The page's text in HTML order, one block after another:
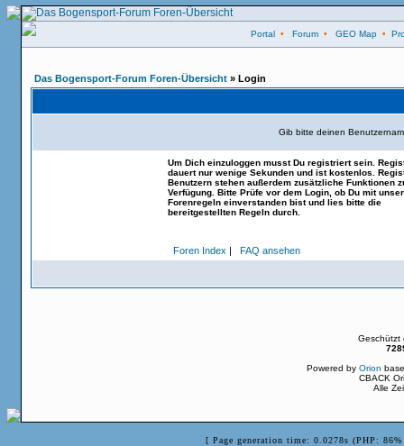
Portal • Forum • GEO Map •
Das Bogensport-Forum Foren-Übersicht » Login
Gib bitte deinen
Um Dich einzuloggen musst Du registriert sein.
dauert nur wenige Sekunden und ist kostenlos.
Benutzern stehen außerdem zusätzliche Funktionen
Verfügung. Bitte Prüfe vor dem Login, ob Du mit
Forenregeln einverstanden bist und lies bitte die
bereitgestellten Regeln durch.
Foren Index | FAQ ansehen
Geschützt
Powered by Orion
CBACK
Alle
[ Page generation time: 0.0278s (PHP: